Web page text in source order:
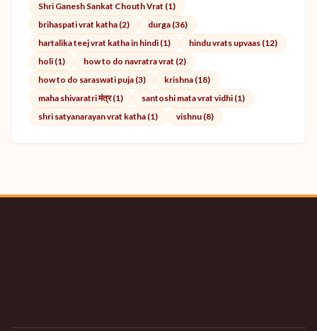
Shri Ganesh Sankat Chouth Vrat (1)
brihaspati vrat katha (2)
durga (36)
hartalika teej vrat katha in hindi (1)
hindu vrats upvaas (12)
holi (1)
how to do navratra vrat (2)
how to do saraswati puja (3)
krishna (18)
maha shivaratri मंत्र (1)
santoshi mata vrat vidhi (1)
shri satyanarayan vrat katha (1)
vishnu (8)